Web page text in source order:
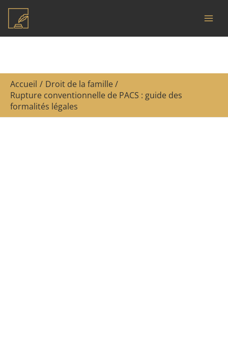
Aller
contenu
Accueil
Droit de la famille
Rupture conventionnelle de PACS : guide des
formalités légales
R
e
c
e
r
c